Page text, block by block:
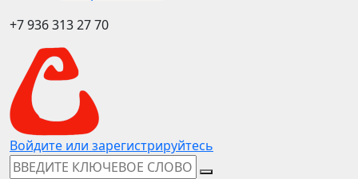
+7 936 313 27 70
Войдите или зарегистрируйтесь